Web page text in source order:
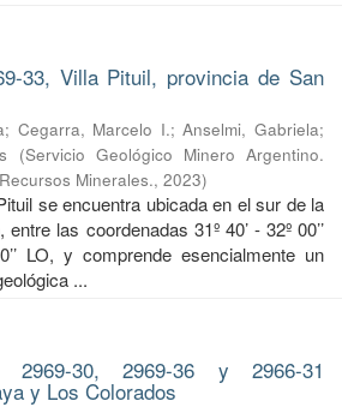
33, Villa Pituil, provincia de San
; Cegarra, Marcelo I.;Anselmi, Gabriela;
(Servicio Geológico Minero Argentino.
Minerales., 2023)
se encuentra ubicada en el sur de la
las coordenadas 31º 40’ - 32º 00’’
LO, y comprende esencialmente un
...
2969-30, 2969-36 y 2966-31
y Los Colorados